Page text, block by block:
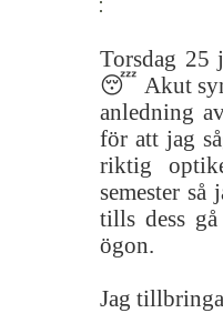
Torsdag 25
😴 Akut
anledning
för att jag
riktig
semester
tills dess
ögon.
Jag